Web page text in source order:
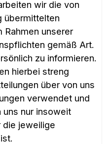
wir die von
übermittelten
Rahmen unserer
gemäß Art.
zu informieren.
hierbei streng
über von uns
verwendet und
nur insoweit
jeweilige